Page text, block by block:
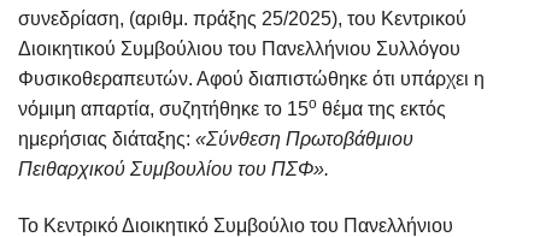
συνεδρίαση, (αριθμ. πράξης 25/2025), του Κεντρικού
Διοικητικού Συμβούλιου του Πανελλήνιου Συλλόγου
Φυσικοθεραπευτών. Αφού διαπιστώθηκε ότι υπάρχει η
νόμιμη απαρτία, συζητήθηκε το 15ο θέμα της εκτός
ημερήσιας διάταξης: «Σύνθεση Πρωτοβάθμιου
Πειθαρχικού Συμβουλίου του ΠΣΦ».
Το Κεντρικό Διοικητικό Συμβούλιο του Πανελλήνιου